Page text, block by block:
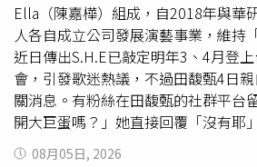
2%、ETF報酬率6%，等於穩賺4%嗎
以這樣比較，但ETF有漲有跌，可能
資本金。雖然可以拉長時間等待市場
能力。黃舒衛：目前沒有保證收益或
即使標示配息率，也不代表保本；如
誤解產品。Q3：通膨會讓長期房貸
中一項前提是房價上漲，房貸槓桿才
性、跨專業醫療量能，並建立全國性
理制度，期待透過立法，讓每一位患
個別條件，獲得及時、適切且公平的
智者可能出現精神行為症狀 家庭照
年精神醫學會邱智強理事長指出，約
中可能出現焦躁、憂鬱、妄想、幻覺
狀，不僅影響本人安全與生活尊嚴，
Ella（陳嘉樺）組成，自2018年與華
人各自成立公司發展演藝事業，維持
近日傳出S.H.E已敲定明年3、4月登
會，引發歌迷熱議，不過田馥甄4日
關消息。有粉絲在田馥甄的社群平台
開大巨蛋嗎？」她直接回覆「沒有耶
的合體開唱消息，也讓不少
三
08月05日, 2026